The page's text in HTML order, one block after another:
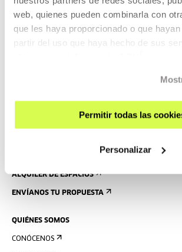
web, quienes pueden combinarla con
que les haya proporcionado o que
partir del uso que haya hecho de sus
Permitir todas las
Personalizar
CONTACTO Y HORARIOS
PLANO DEL EDIFICIO
ALQUILER DE ESPACIOS
ENVÍANOS TU PROPUESTA
QUIÉNES SOMOS
CONÓCENOS